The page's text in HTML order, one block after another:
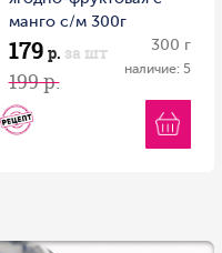
манго с/м 300г
Витамин
179 р. за шт
199 р.
300 г
наличие: 5